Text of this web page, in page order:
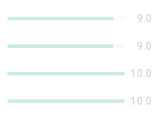
9.0
9.0
10.0
10.0